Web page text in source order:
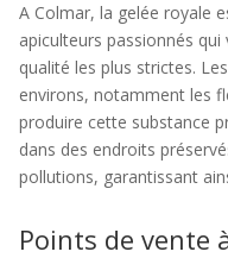
A Colmar, la gelée royale
apiculteurs passionnés
qualité les plus strictes.
environs, notamment les
produire cette substance
dans des endroits
pollutions, garantissant
Points de vente